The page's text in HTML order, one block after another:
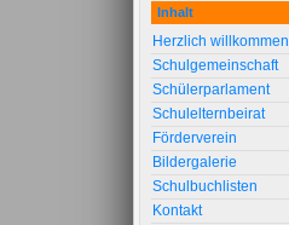
Inhalt
Herzlich willkommen
Schulgemeinschaft
Schülerparlament
Schulelternbeirat
Förderverein
Bildergalerie
Schulbuchlisten
Kontakt